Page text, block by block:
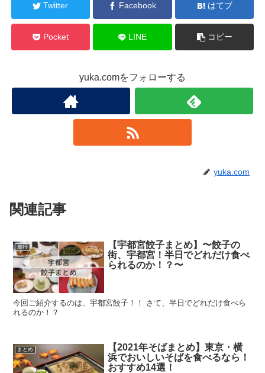
Twitter Facebook はてブ
Pocket LINE コピー
yuka.comをフォローする
yuka.com
関連記事
旅行
【宇都宮餃子まとめ】〜餃子の
街、宇都宮！半日でどれだけ食べ
られるのか！？〜
今回ご紹介するのは、宇都宮餃子！！ さて、半日でどれだけ食べら
れるのか！？
まとめ
【2021年そばまとめ】東京・横
浜でおいしいそばを食べるなら！
おすすめ14選！